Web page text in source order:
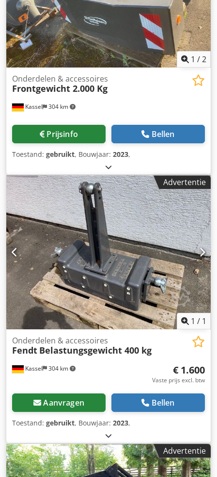
1 /2
Kassel 304 km
Onderdelen & accessoires
Frontgewicht 2.000 Kg
Prijsinfo Bellen
Toestand: gebruikt, Bouwjaar: 2023,
Advertentie
1 / 1
Kassel 304 km
Onderdelen & accessoires
Fendt Belastungsgewicht 400 kg
€ 1.600
Vaste prijs excl. btw
Aanvragen Bellen
Toestand: gebruikt, Bouwjaar: 2023,
Advertentie